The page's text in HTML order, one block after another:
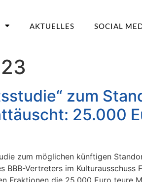
AKTUELLES SOCIAL
zum
25.000
zum möglichen künftigen
BBB-Vertreters im